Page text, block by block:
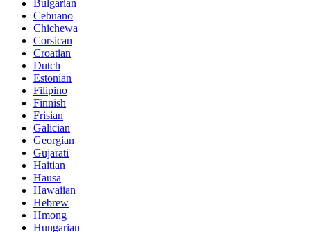
Bulgarian
Cebuano
Chichewa
Corsican
Croatian
Dutch
Estonian
Filipino
Finnish
Frisian
Galician
Georgian
Gujarati
Haitian
Hausa
Hawaiian
Hebrew
Hmong
Hungarian